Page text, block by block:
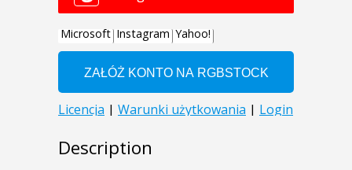
Description